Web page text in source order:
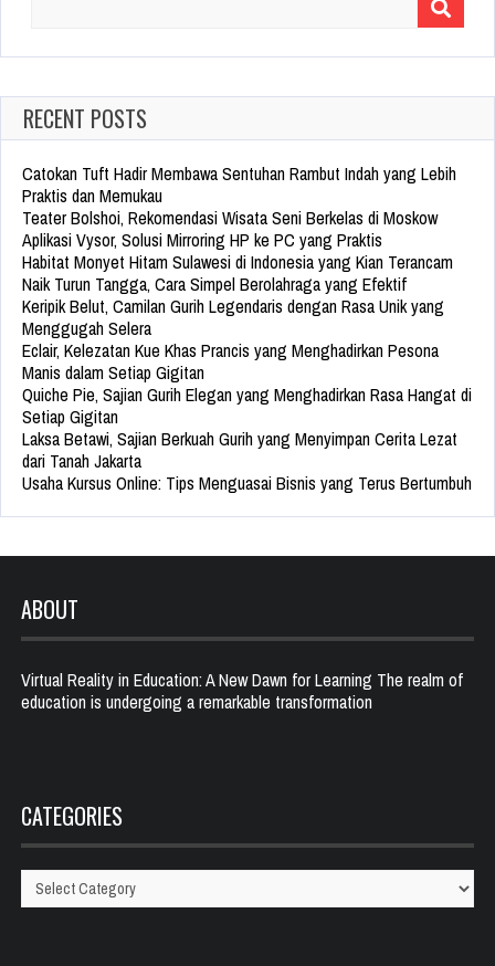
RECENT POSTS
Catokan Tuft Hadir Membawa Sentuhan Rambut Indah yang Lebih
Praktis dan Memukau
Teater Bolshoi, Rekomendasi Wisata Seni Berkelas di Moskow
Aplikasi Vysor, Solusi Mirroring HP ke PC yang Praktis
Habitat Monyet Hitam Sulawesi di Indonesia yang Kian Terancam
Naik Turun Tangga, Cara Simpel Berolahraga yang Efektif
Keripik Belut, Camilan Gurih Legendaris dengan Rasa Unik yang
Menggugah Selera
Eclair, Kelezatan Kue Khas Prancis yang Menghadirkan Pesona
Manis dalam Setiap Gigitan
Quiche Pie, Sajian Gurih Elegan yang Menghadirkan Rasa Hangat di
Setiap Gigitan
Laksa Betawi, Sajian Berkuah Gurih yang Menyimpan Cerita Lezat
dari Tanah Jakarta
Usaha Kursus Online: Tips Menguasai Bisnis yang Terus Bertumbuh
ABOUT
Virtual Reality in Education: A New Dawn for Learning The realm of
education is undergoing a remarkable transformation
CATEGORIES
Categories